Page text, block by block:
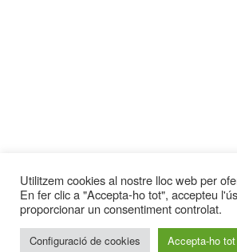
Utilitzem cookies al nostre lloc web per
En fer clic a "Accepta-ho tot", accepteu
proporcionar un consentiment controlat.
Configuració de cookies Accepta-ho tot